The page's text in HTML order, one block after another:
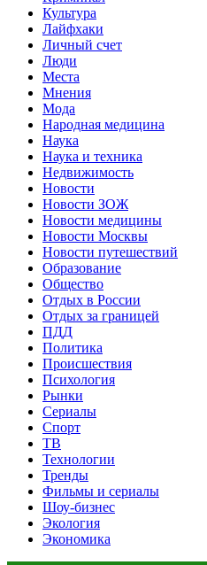
Культура
Лайфхаки
Личный счет
Люди
Места
Мнения
Мода
Народная медицина
Наука
Наука и техника
Недвижимость
Новости
Новости ЗОЖ
Новости медицины
Новости Москвы
Новости путешествий
Образование
Общество
Отдых в России
Отдых за границей
ПДД
Политика
Происшествия
Психология
Рынки
Сериалы
Спорт
ТВ
Технологии
Тренды
Фильмы и сериалы
Шоу-бизнес
Экология
Экономика